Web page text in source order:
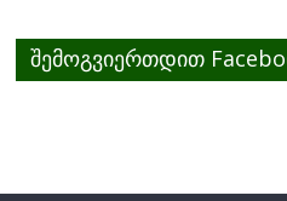
შემოგვიერთდით